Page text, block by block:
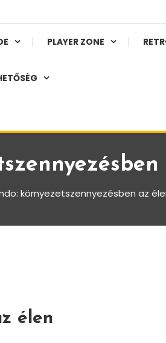
PLAYER ZONE
környezetszennyezésben az
élen